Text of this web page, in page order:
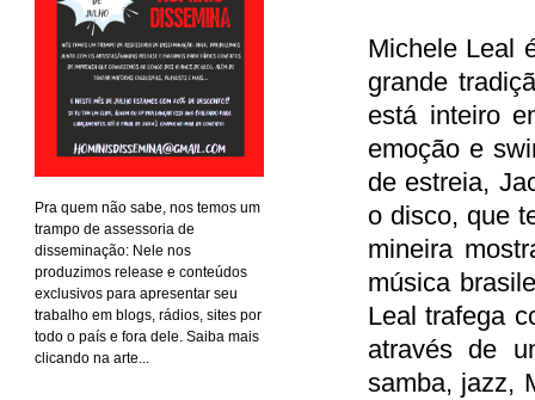
Michele Leal
grande
está inteiro
emoção e
de estreia,
o disco, que
mineira
música
Leal trafega
através de
samba, jazz,
Pra quem não sabe, nos temos um
trampo de assessoria de
disseminação: Nele nos
produzimos release e conteúdos
exclusivos para apresentar seu
trabalho em blogs, rádios, sites por
todo o país e fora dele. Saiba mais
clicando na arte...